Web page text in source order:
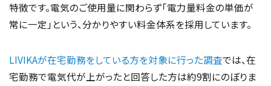
特徴です。電気のご使用量に関わらず「電力量料金の単価が
常に一定」という、分かりやすい料金体系を採用しています。
LIVIKAが在宅勤務をしている方を対象に行った調査では、在
宅勤務で電気代が上がったと回答した方は約9割にのぼりま